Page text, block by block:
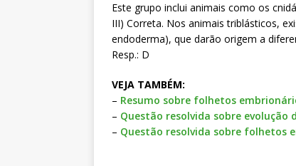
Este grupo inclui animais como os
III) Correta. Nos animais triblásticos,
endoderma), que darão origem a
Resp.: D
VEJA TAMBÉM:
– Resumo sobre folhetos
– Questão resolvida sobre evolução
– Questão resolvida sobre folhetos